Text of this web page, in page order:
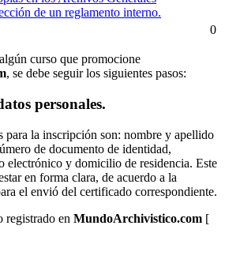
de un reglamento interno.
0
curso que promocione
, se debe seguir los siguientes pasos:
personales.
para la inscripción son: nombre y apellido
de documento de identidad,
electrónico y domicilio de residencia. Este
en forma clara, de acuerdo a la
el envió del certificado correspondiente.
registrado en MundoArchivistico.com [